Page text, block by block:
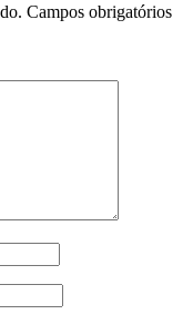
Campos obrigatórios